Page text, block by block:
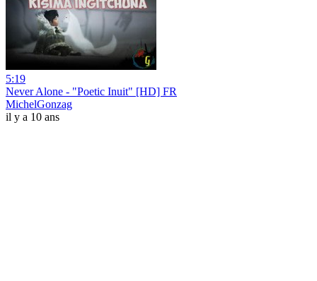
5:19
Never Alone - "Poetic Inuit" [HD] FR
MichelGonzag
il y a 10 ans